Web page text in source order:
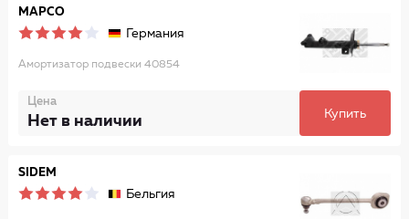
MAPCO
Германия
Амортизатор подвески 40854
Цена
Нет в наличии Купить
SIDEM
Бельгия